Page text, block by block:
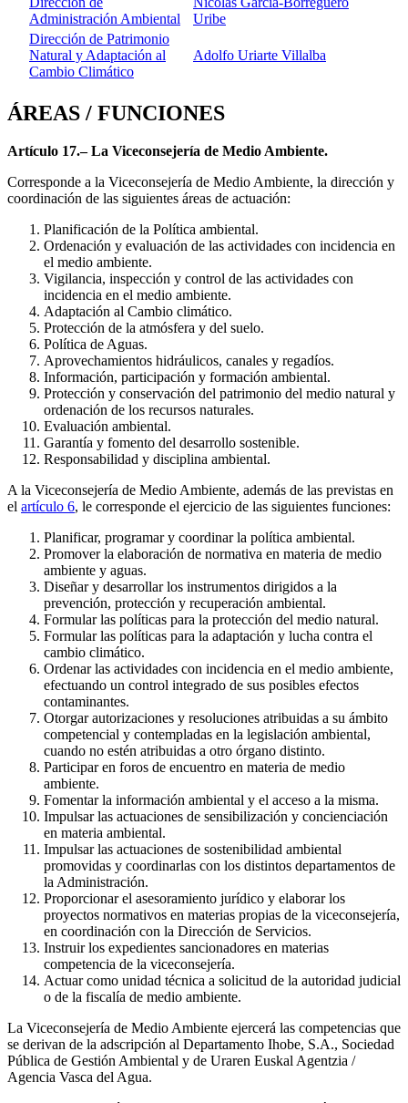
Administración Ambiental
Uribe
Dirección de Patrimonio
Natural y Adaptación al
Cambio Climático
Adolfo Uriarte Villalba
ÁREAS / FUNCIONES
Artículo 17.– La Viceconsejería de Medio Ambiente.
Corresponde a la Viceconsejería de Medio Ambiente, la dirección y
coordinación de las siguientes áreas de actuación:
Planificación de la Política ambiental.
Ordenación y evaluación de las actividades con incidencia en
el medio ambiente.
Vigilancia, inspección y control de las actividades con
incidencia en el medio ambiente.
Adaptación al Cambio climático.
Protección de la atmósfera y del suelo.
Política de Aguas.
Aprovechamientos hidráulicos, canales y regadíos.
Información, participación y formación ambiental.
Protección y conservación del patrimonio del medio natural y
ordenación de los recursos naturales.
Evaluación ambiental.
Garantía y fomento del desarrollo sostenible.
Responsabilidad y disciplina ambiental.
A la Viceconsejería de Medio Ambiente, además de las previstas en
el artículo 6, le corresponde el ejercicio de las siguientes funciones:
Planificar, programar y coordinar la política ambiental.
Promover la elaboración de normativa en materia de medio
ambiente y aguas.
Diseñar y desarrollar los instrumentos dirigidos a la
prevención, protección y recuperación ambiental.
Formular las políticas para la protección del medio natural.
Formular las políticas para la adaptación y lucha contra el
cambio climático.
Ordenar las actividades con incidencia en el medio ambiente,
efectuando un control integrado de sus posibles efectos
contaminantes.
Otorgar autorizaciones y resoluciones atribuidas a su ámbito
competencial y contempladas en la legislación ambiental,
cuando no estén atribuidas a otro órgano distinto.
Participar en foros de encuentro en materia de medio
ambiente.
Fomentar la información ambiental y el acceso a la misma.
Impulsar las actuaciones de sensibilización y concienciación
en materia ambiental.
Impulsar las actuaciones de sostenibilidad ambiental
promovidas y coordinarlas con los distintos departamentos de
la Administración.
Proporcionar el asesoramiento jurídico y elaborar los
proyectos normativos en materias propias de la viceconsejería,
en coordinación con la Dirección de Servicios.
Instruir los expedientes sancionadores en materias
competencia de la viceconsejería.
Actuar como unidad técnica a solicitud de la autoridad judicial
o de la fiscalía de medio ambiente.
La Viceconsejería de Medio Ambiente ejercerá las competencias que
se derivan de la adscripción al Departamento Ihobe, S.A., Sociedad
Pública de Gestión Ambiental y de Uraren Euskal Agentzia /
Agencia Vasca del Agua.